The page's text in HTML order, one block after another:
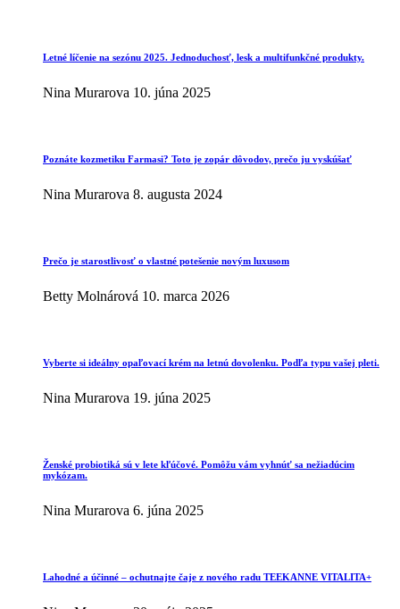
Letné líčenie na sezónu 2025. Jednoduchosť, lesk a multifunkčné produkty.
Nina Murarova 10. júna 2025
Poznáte kozmetiku Farmasi? Toto je zopár dôvodov, prečo ju vyskúšať
Nina Murarova 8. augusta 2024
Prečo je starostlivosť o vlastné potešenie novým luxusom
Betty Molnárová 10. marca 2026
Vyberte si ideálny opaľovací krém na letnú dovolenku. Podľa typu vašej pleti.
Nina Murarova 19. júna 2025
Ženské probiotiká sú v lete kľúčové. Pomôžu vám vyhnúť sa nežiadúcim
mykózam.
Nina Murarova 6. júna 2025
Lahodné a účinné – ochutnajte čaje z nového radu TEEKANNE VITALITA+